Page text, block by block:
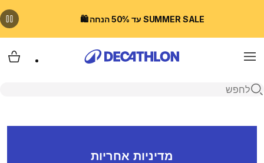
SUMMER SALE עד 50% הנחה 🛍️
Menu
פתיחת חיפוש
מדיניות אחריות